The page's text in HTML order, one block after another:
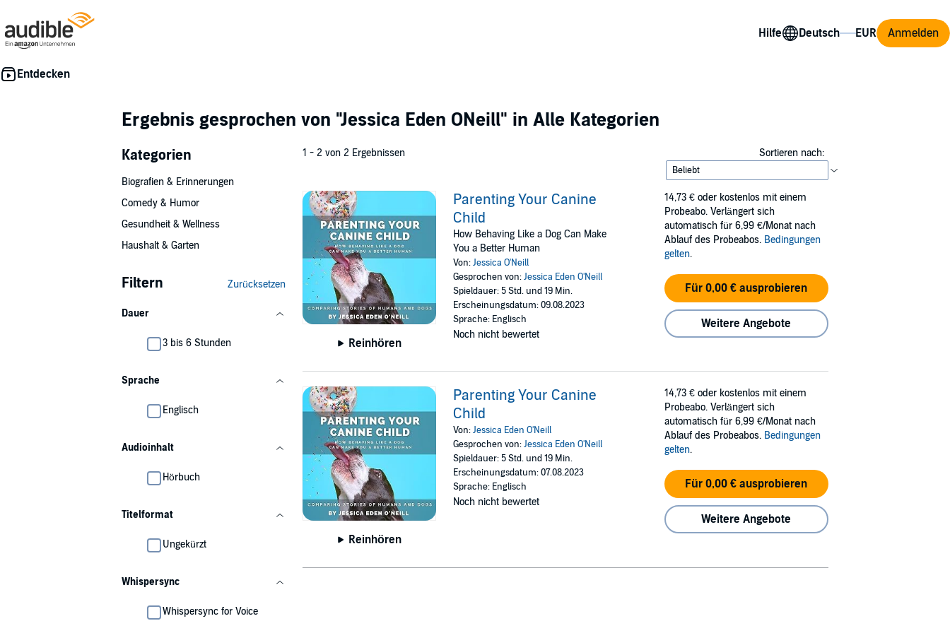
Hilfe Anmelden
Ergebnis gesprochen von "Jessica Eden ONeill" in Alle Kategorien
Kategorien
Biografien & Erinnerungen
Comedy & Humor
Gesundheit & Wellness
Haushalt & Garten
Filtern Zurücksetzen
Dauer
3 bis 6 Stunden
Sprache
Englisch
Audioinhalt
Hörbuch
Titelformat
Ungekürzt
Whispersync
Whispersync for Voice
1 - 2 von 2 Ergebnissen Sortieren nach:
Reinhören
Parenting Your Canine
Child
How Behaving Like a Dog Can Make
You a Better Human
Von:Jessica O'Neill
Gesprochen von:Jessica Eden O'Neill
Spieldauer: 5 Std. und 19 Min.
Erscheinungsdatum: 09.08.2023
Sprache: Englisch
Noch nicht bewertet
14,73 € oder kostenlos mit einem
Probeabo. Verlängert sich
automatisch für 6,99 €/Monat nach
Ablauf des Probeabos. Bedingungen
gelten.
Für 0,00 € ausprobieren
Weitere Angebote
Reinhören
Parenting Your Canine
Child
Von:Jessica Eden O'Neill
Gesprochen von:Jessica Eden O'Neill
Spieldauer: 5 Std. und 19 Min.
Erscheinungsdatum: 07.08.2023
Sprache: Englisch
Noch nicht bewertet
14,73 € oder kostenlos mit einem
Probeabo. Verlängert sich
automatisch für 6,99 €/Monat nach
Ablauf des Probeabos. Bedingungen
gelten.
Für 0,00 € ausprobieren
Weitere Angebote